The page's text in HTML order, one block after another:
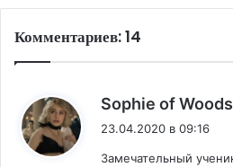
Комментариев: 14
Sophie of
23.04.2020 в 09:16
Замечательный